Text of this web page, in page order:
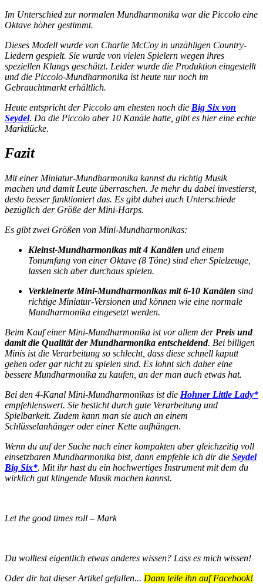
Im Unterschied zur normalen Mundharmonika war die Piccolo eine
Oktave höher gestimmt.
Dieses Modell wurde von Charlie McCoy in unzähligen Country-
Liedern gespielt. Sie wurde von vielen Spielern wegen ihres
speziellen Klangs geschätzt. Leider wurde die Produktion eingestellt
und die Piccolo-Mundharmonika ist heute nur noch im
Gebrauchtmarkt erhältlich.
Heute entspricht der Piccolo am ehesten noch die Big Six von
Seydel. Da die Piccolo aber 10 Kanäle hatte, gibt es hier eine echte
Marktlücke.
Fazit
Mit einer Miniatur-Mundharmonika kannst du richtig Musik
machen und damit Leute überraschen. Je mehr du dabei investierst,
desto besser funktioniert das. Es gibt dabei auch Unterschiede
bezüglich der Größe der Mini-Harps.
Es gibt zwei Größen von Mini-Mundharmonikas:
Kleinst-Mundharmonikas mit 4 Kanälen und einem
Tonumfang von einer Oktave (8 Töne) sind eher Spielzeuge,
lassen sich aber durchaus spielen.
Verkleinerte Mini-Mundharmonikas mit 6-10 Kanälen sind
richtige Miniatur-Versionen und können wie eine normale
Mundharmonika eingesetzt werden.
Beim Kauf einer Mini-Mundharmonika ist vor allem der Preis und
damit die Qualität der Mundharmonika entscheidend. Bei billigen
Minis ist die Verarbeitung so schlecht, dass diese schnell kaputt
gehen oder gar nicht zu spielen sind. Es lohnt sich daher eine
bessere Mundharmonika zu kaufen, an der man auch etwas hat.
Bei den 4-Kanal Mini-Mundharmonikas ist die Hohner Little Lady*
empfehlenswert. Sie besticht durch gute Verarbeitung und
Spielbarkeit. Zudem kann man sie auch an einem
Schlüsselanhänger oder einer Kette aufhängen.
Wenn du auf der Suche nach einer kompakten aber gleichzeitig voll
einsetzbaren Mundharmonika bist, dann empfehle ich dir die Seydel
Big Six*. Mit ihr hast du ein hochwertiges Instrument mit dem du
wirklich gut klingende Musik machen kannst.
Let the good times roll – Mark
Du wolltest eigentlich etwas anderes wissen? Lass es mich wissen!
Oder dir hat dieser Artikel gefallen... Dann teile ihn auf Facebook!